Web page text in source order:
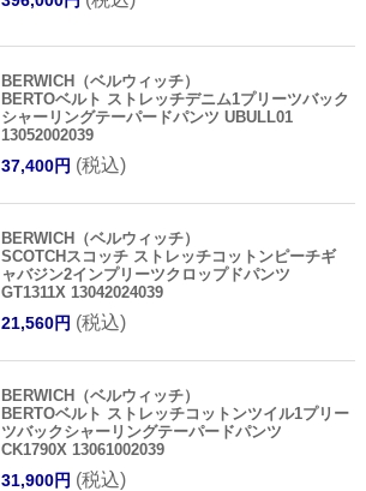
BERWICH（ベルウィッチ）
BERTOベルト ストレッチデニム1プリーツバック
シャーリングテーパードパンツ UBULL01
13052002039
37,400円 (税込)
BERWICH（ベルウィッチ）
SCOTCHスコッチ ストレッチコットンピーチギ
ャバジン2インプリーツクロップドパンツ
GT1311X 13042024039
21,560円 (税込)
BERWICH（ベルウィッチ）
BERTOベルト ストレッチコットンツイル1プリー
ツバックシャーリングテーパードパンツ
CK1790X 13061002039
31,900円 (税込)